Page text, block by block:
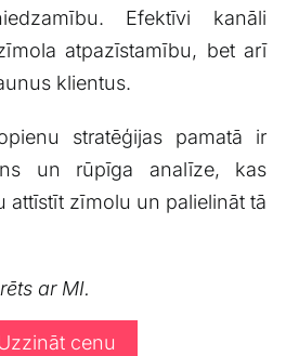
Efektīvi kanāli
atpazīstamību, bet arī
‌klientus.
stratēģijas⁢ pamatā ir
un⁢ rūpīga analīze, kas
⁢attīstīt zīmolu un‌ palielināt tā⁤
ar MI.
cenu